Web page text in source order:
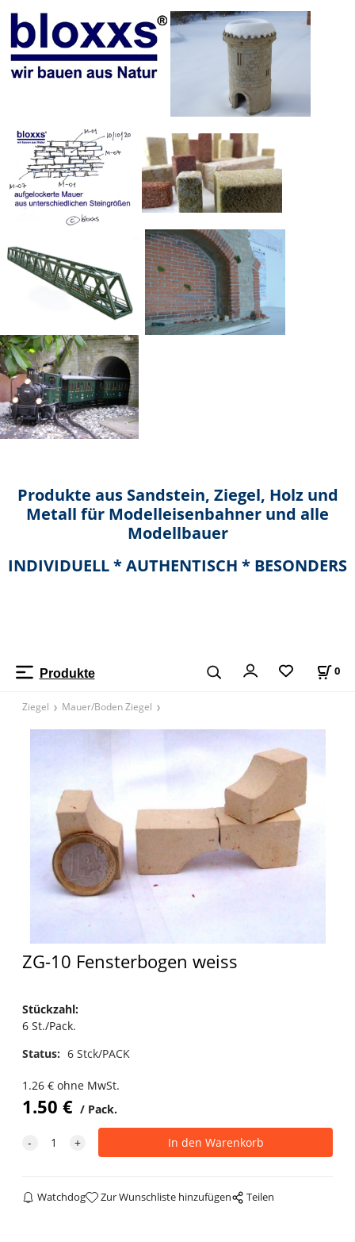
Produkte aus Sandstein, Ziegel, Holz und
Metall für Modelleisenbahner und alle
Modellbauer
INDIVIDUELL * AUTHENTISCH * BESONDERS
Produkte 0
Ziegel Mauer/Boden Ziegel
ZG-10 Fensterbogen weiss
Stückzahl:
6 St./Pack.
Status: 6 Stck/PACK
1.26€ ohne MwSt.
1.50 € Pack.
Watchdog Zur Wunschliste hinzufügen Teilen